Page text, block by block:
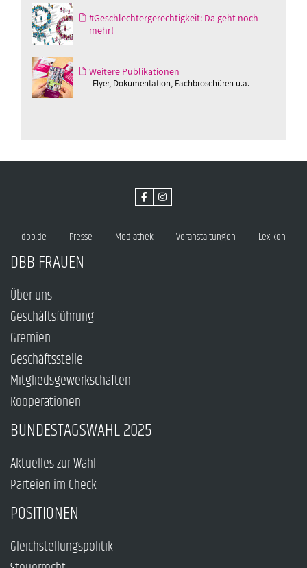
#Geschlechtergerechtigkeit: Da geht noch
mehr!
Weitere Publikationen
Flyer, Dokumentation, Fachbroschüren u.a.
dbb.de Presse Mediathek Veranstaltungen Lexikon
DBB FRAUEN
Über uns
Geschäftsführung
Gremien
Geschäftsstelle
Mitgliedsgewerkschaften
Kooperationen
BUNDESTAGSWAHL 2025
Aktuelles zur Wahl
Parteien im Check
POSITIONEN
Gleichstellungspolitik